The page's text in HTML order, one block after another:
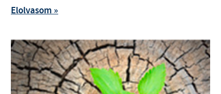
Elolvasom »